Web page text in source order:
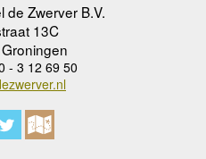
de Zwerver B.V.
13C
- 3 12 69 50